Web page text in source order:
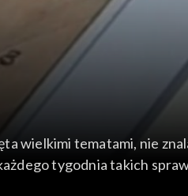
wielkimi tematami, nie
tygodnia takich
przez Muzeum